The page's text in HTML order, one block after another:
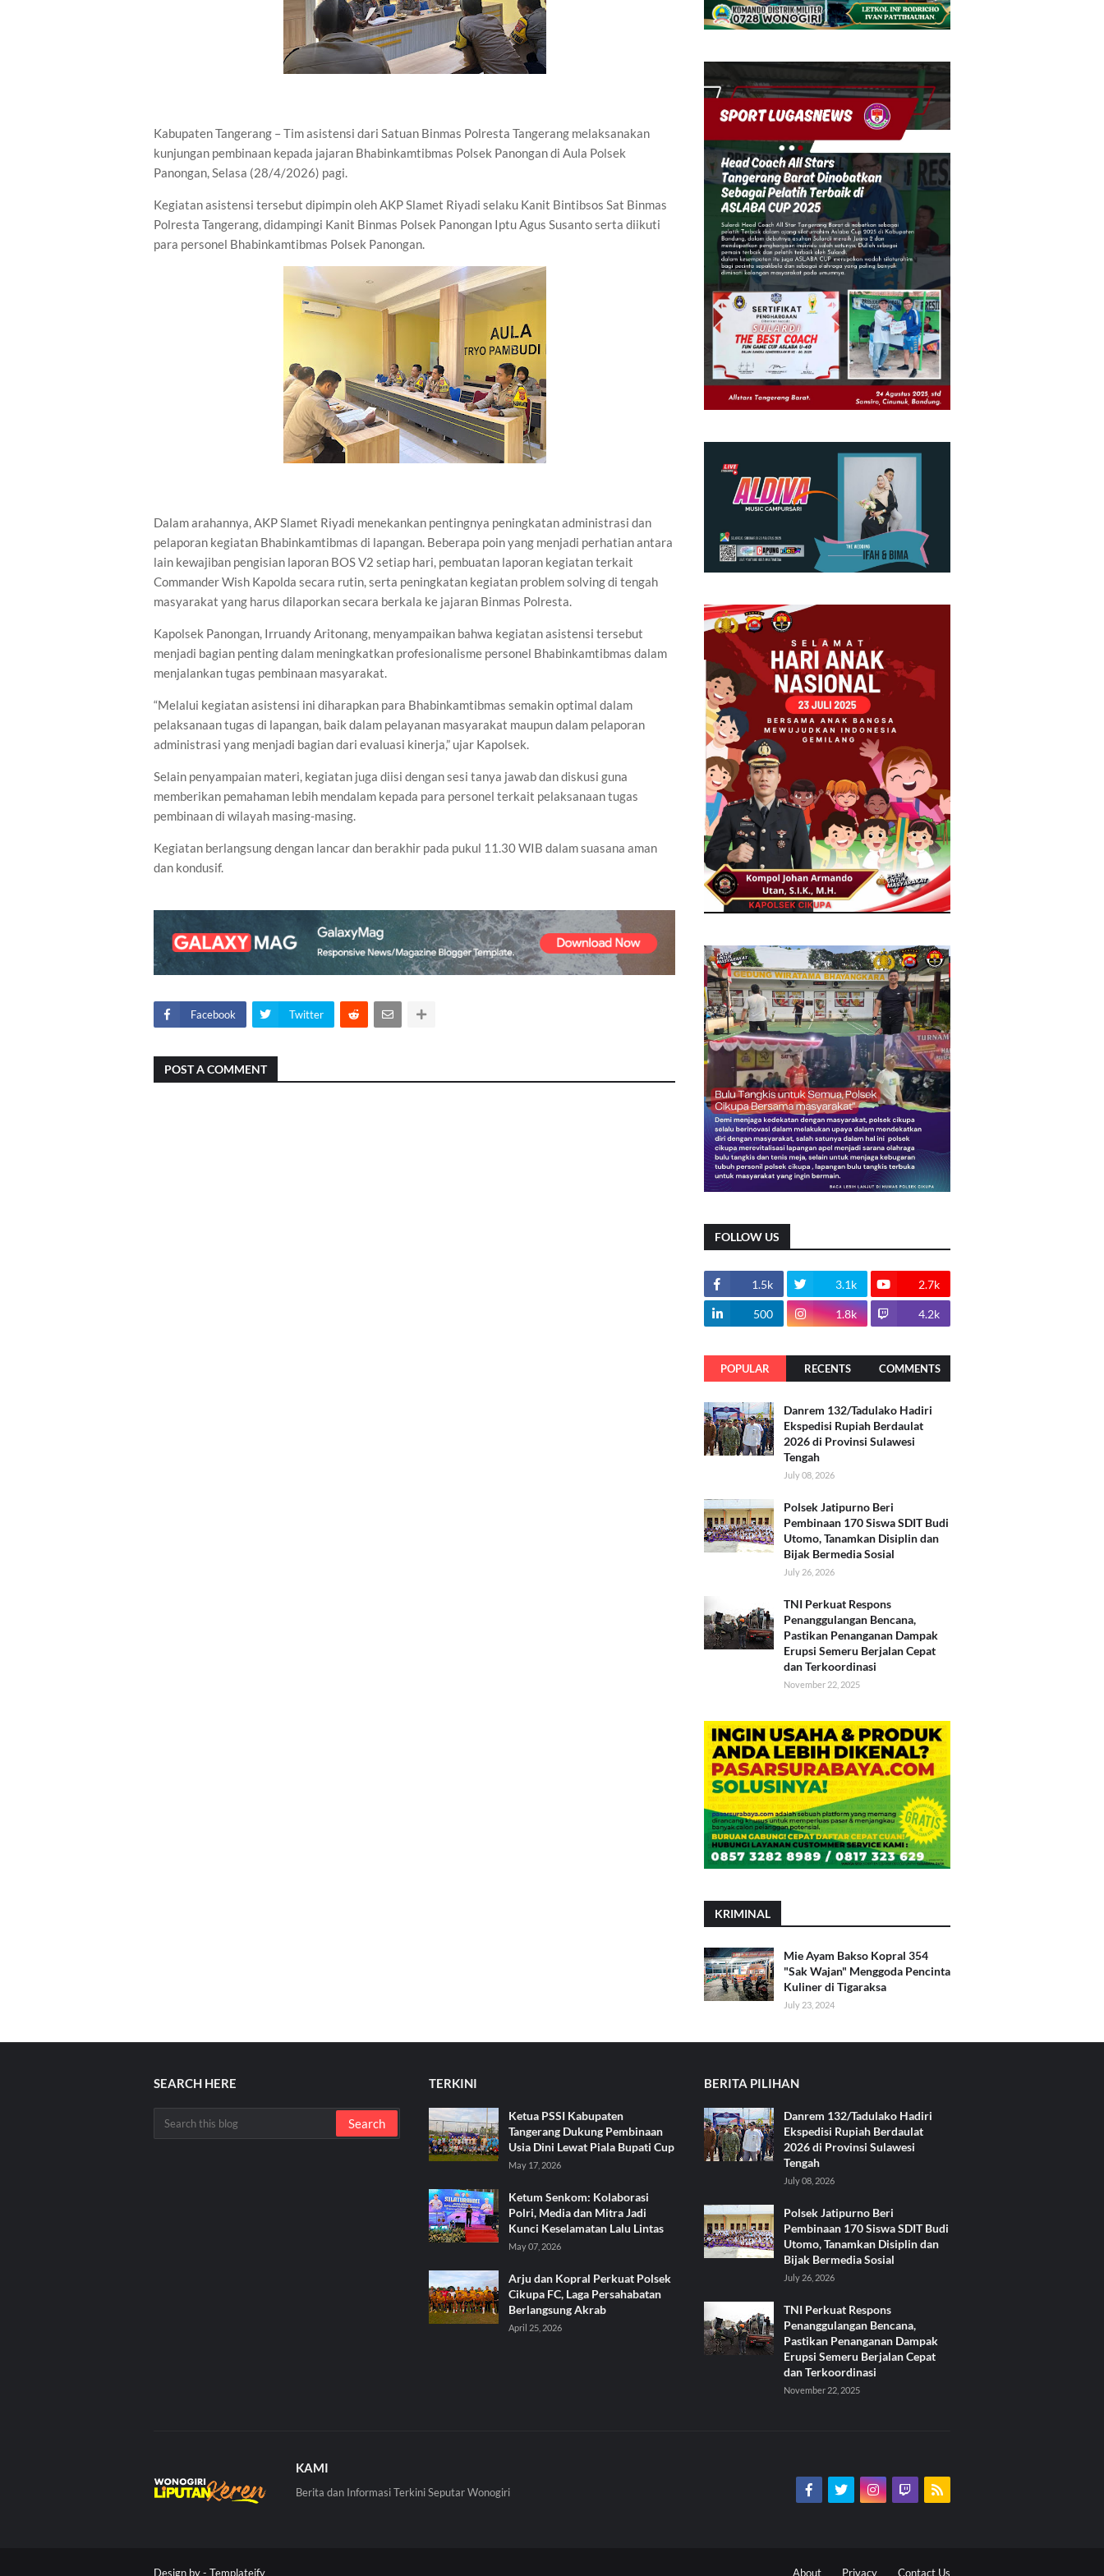
Kabupaten Tangerang – Tim asistensi dari Satuan Binmas Polresta Tangerang melaksanakan
kunjungan pembinaan kepada jajaran Bhabinkamtibmas Polsek Panongan di Aula Polsek
Panongan, Selasa (28/4/2026) pagi.
Kegiatan asistensi tersebut dipimpin oleh AKP Slamet Riyadi selaku Kanit Bintibsos Sat Binmas
Polresta Tangerang, didampingi Kanit Binmas Polsek Panongan Iptu Agus Susanto serta diikuti
para personel Bhabinkamtibmas Polsek Panongan.
Dalam arahannya, AKP Slamet Riyadi menekankan pentingnya peningkatan administrasi dan
pelaporan kegiatan Bhabinkamtibmas di lapangan. Beberapa poin yang menjadi perhatian antara
lain kewajiban pengisian laporan BOS V2 setiap hari, pembuatan laporan kegiatan terkait
Commander Wish Kapolda secara rutin, serta peningkatan kegiatan problem solving di tengah
masyarakat yang harus dilaporkan secara berkala ke jajaran Binmas Polresta.
Kapolsek Panongan, Irruandy Aritonang, menyampaikan bahwa kegiatan asistensi tersebut
menjadi bagian penting dalam meningkatkan profesionalisme personel Bhabinkamtibmas dalam
menjalankan tugas pembinaan masyarakat.
“Melalui kegiatan asistensi ini diharapkan para Bhabinkamtibmas semakin optimal dalam
pelaksanaan tugas di lapangan, baik dalam pelayanan masyarakat maupun dalam pelaporan
administrasi yang menjadi bagian dari evaluasi kinerja,” ujar Kapolsek.
Selain penyampaian materi, kegiatan juga diisi dengan sesi tanya jawab dan diskusi guna
memberikan pemahaman lebih mendalam kepada para personel terkait pelaksanaan tugas
pembinaan di wilayah masing-masing.
Kegiatan berlangsung dengan lancar dan berakhir pada pukul 11.30 WIB dalam suasana aman
dan kondusif.
Facebook Twitter
POST A COMMENT
FOLLOW US
1.5k 3.1k 2.7k
500 1.8k 4.2k
POPULAR RECENTS COMMENTS
Danrem 132/Tadulako Hadiri
Ekspedisi Rupiah Berdaulat
2026 di Provinsi Sulawesi
Tengah
July 08, 2026
Polsek Jatipurno Beri
Pembinaan 170 Siswa SDIT Budi
Utomo, Tanamkan Disiplin dan
Bijak Bermedia Sosial
July 26, 2026
TNI Perkuat Respons
Penanggulangan Bencana,
Pastikan Penanganan Dampak
Erupsi Semeru Berjalan Cepat
dan Terkoordinasi
November 22, 2025
KRIMINAL
Mie Ayam Bakso Kopral 354
"Sak Wajan" Menggoda Pencinta
Kuliner di Tigaraksa
July 23, 2024
SEARCH HERE TERKINI
Ketua PSSI Kabupaten
Tangerang Dukung Pembinaan
Usia Dini Lewat Piala Bupati Cup
May 17, 2026
Ketum Senkom: Kolaborasi
Polri, Media dan Mitra Jadi
Kunci Keselamatan Lalu Lintas
May 07, 2026
Arju dan Kopral Perkuat Polsek
Cikupa FC, Laga Persahabatan
Berlangsung Akrab
April 25, 2026
BERITA PILIHAN
Danrem 132/Tadulako Hadiri
Ekspedisi Rupiah Berdaulat
2026 di Provinsi Sulawesi
Tengah
July 08, 2026
Polsek Jatipurno Beri
Pembinaan 170 Siswa SDIT Budi
Utomo, Tanamkan Disiplin dan
Bijak Bermedia Sosial
July 26, 2026
TNI Perkuat Respons
Penanggulangan Bencana,
Pastikan Penanganan Dampak
Erupsi Semeru Berjalan Cepat
dan Terkoordinasi
November 22, 2025
KAMI
Berita dan Informasi Terkini Seputar Wonogiri
Design by - Templateify About Privacy Contact Us